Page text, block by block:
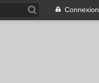
Connexion